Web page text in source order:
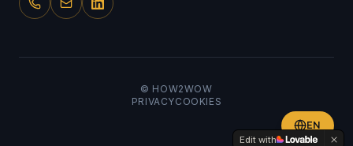
© HOW2WOW
PRIVACYCOOKIES
EN
Edit with